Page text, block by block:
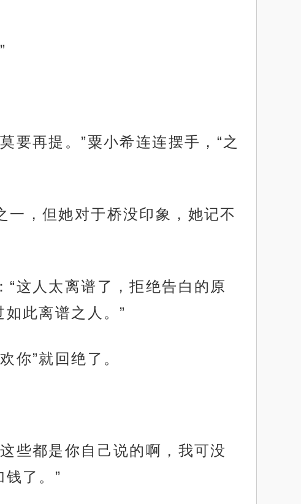
要再提。”粟小希连连摆手，“之
，但她对于桥没印象，她记不
这人太离谱了，拒绝告白的原
此离谱之人。”
你”就回绝了。
些都是你自己说的啊，我可没
了。”